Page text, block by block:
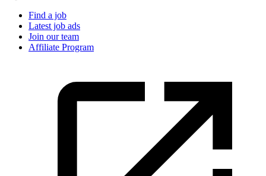
Find a job
Latest job ads
Join our team
Affiliate Program